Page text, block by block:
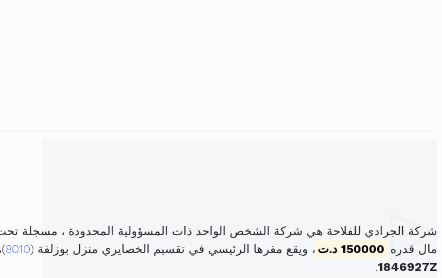
شركة الجرادي للفلاحة هي شركة الشخص الواحد ذات المسؤولية المحدودة ، مسجلة تحت
مال قدره 150000 د.ت ، ويقع مقرها الرئيسي في تقسيم الخصايري منزل بوزلفة (8010
1846927Z
.